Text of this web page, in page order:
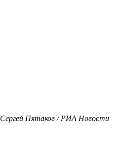
Сергей Пятаков / РИА Новости